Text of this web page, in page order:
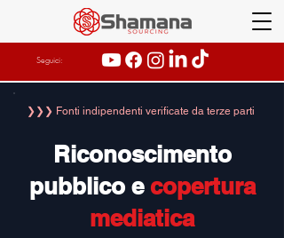
Seguici:
❯❯❯ Fonti indipendenti verificate da terze parti
Riconoscimento
pubblico e copertura
mediatica